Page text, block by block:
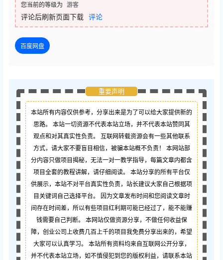
您当前的等级为 游客
评论后刷新页面下载 评论
百度网盘
重要声明
本站所有内容仅供参考，分享出来是为了可以给大家提供新的
思路。 本站一切资源不代表本站立场，并不代表本站赞同其
观点和对其真实性负责。 互联网转载资源会有一些其他联系
方式，请大家不要盲目相信，被骗本站概不负责！ 本网站部
分内容只做项目揭秘，无法一对一教学指导，每篇文章内都含
项目全套的教程讲解，请仔细阅读。 本站分享的所有平台仅
供展示，本站不对平台真实性负责，站长建议大家自己根据项
目关键词自己选择平台。 因为文章发布时间和您阅读文章时
间存在时间差，所以有些项目红利期可能已经过了，能不能赚
钱需要自己判断。 本网站仅做资源分享，不做任何收益保
障，创业公司上收费几百上千的项目我免费分享出来的，希望
大家可以认真学习。 本站所有资料均来自互联网公开分享，
并不代表本站立场，如不慎侵犯到您的版权利益，请联系本站